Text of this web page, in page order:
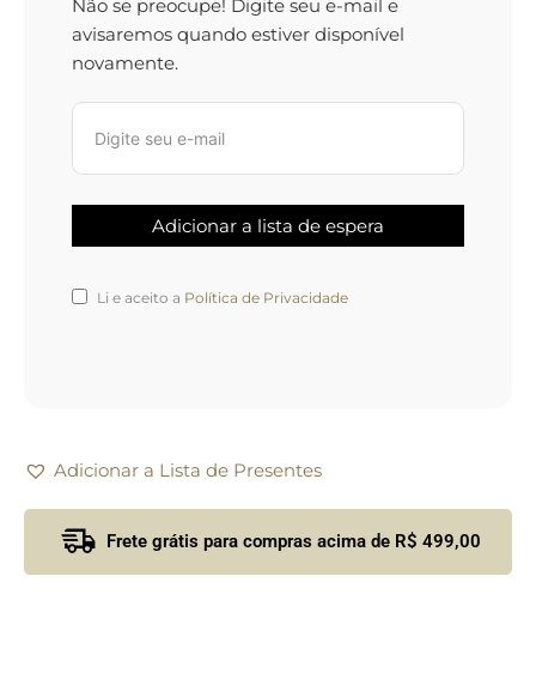
Não se preocupe! Digite seu e-mail e
avisaremos quando estiver disponível
novamente.
Li e aceito a Política de Privacidade
Adicionar a Lista de Presentes
Frete grátis para compras acima de R$ 499,00